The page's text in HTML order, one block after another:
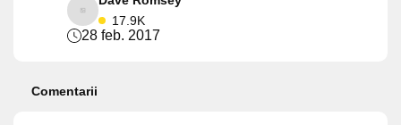
17.9K
28 feb. 2017
Comentarii